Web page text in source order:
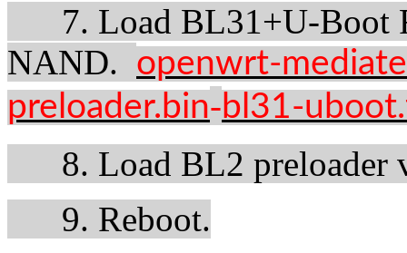
7. Load BL31+U-Boot
NAND. openwrt-
preloader.bin-bl31-
8. Load BL2 preloader
9. Reboot.